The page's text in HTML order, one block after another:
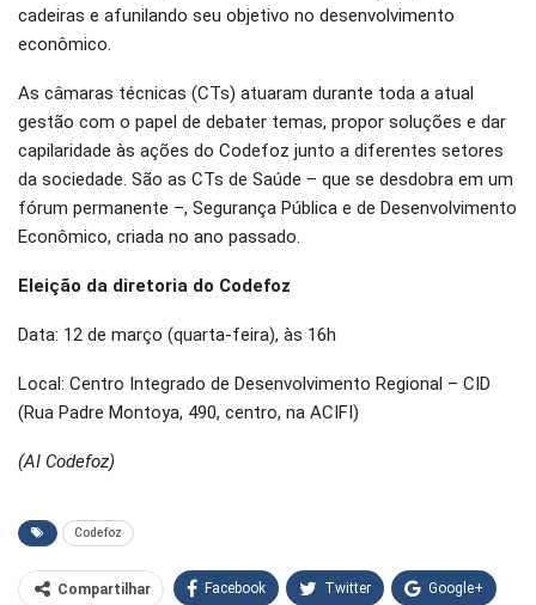
cadeiras e afunilando seu objetivo no desenvolvimento
econômico.
As câmaras técnicas (CTs) atuaram durante toda a atual
gestão com o papel de debater temas, propor soluções e dar
capilaridade às ações do Codefoz junto a diferentes setores
da sociedade. São as CTs de Saúde – que se desdobra em um
fórum permanente –, Segurança Pública e de Desenvolvimento
Econômico, criada no ano passado.
Eleição da diretoria do Codefoz
Data: 12 de março (quarta-feira), às 16h
Local: Centro Integrado de Desenvolvimento Regional – CID
(Rua Padre Montoya, 490, centro, na ACIFI)
(AI Codefoz)
Codefoz
Compartilhar Facebook Twitter Google+